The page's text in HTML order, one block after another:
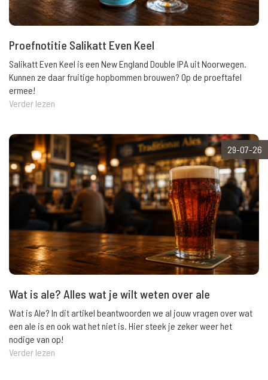
Proefnotitie Salikatt Even Keel
Salikatt Even Keel is een New England Double IPA uit Noorwegen.
Kunnen ze daar fruitige hopbommen brouwen? Op de proeftafel
ermee!
Verder lezen
29-07-26
Wat is ale? Alles wat je wilt weten over ale
Wat is Ale? In dit artikel beantwoorden we al jouw vragen over wat
een ale is en ook wat het niet is. Hier steek je zeker weer het
nodige van op!
Verder lezen